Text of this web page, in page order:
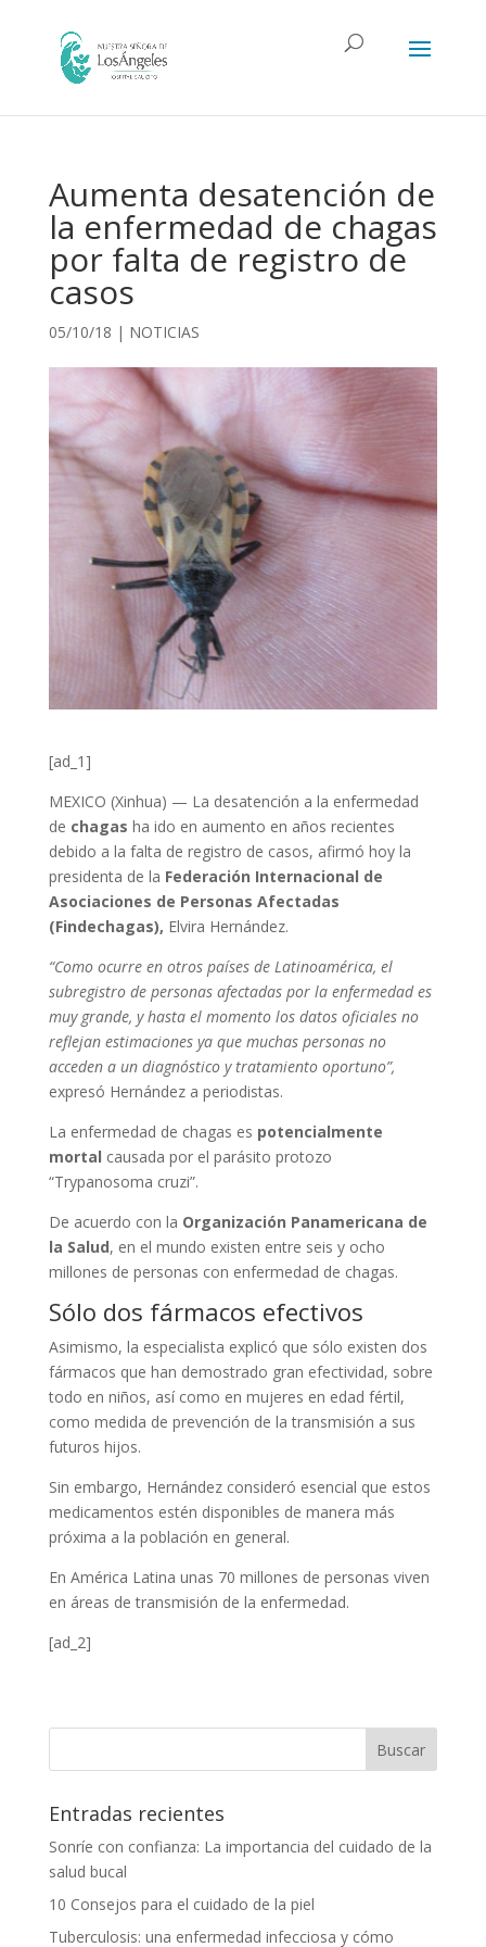
Aumenta desatención de
la enfermedad de chagas
por falta de registro de
casos
05/10/18 | NOTICIAS
[ad_1]
MEXICO (Xinhua) — La desatención a la enfermedad
de chagas ha ido en aumento en años recientes
debido a la falta de registro de casos, afirmó hoy la
presidenta de la Federación Internacional de
Asociaciones de Personas Afectadas
(Findechagas), Elvira Hernández.
“Como ocurre en otros países de Latinoamérica, el
subregistro de personas afectadas por la enfermedad es
muy grande, y hasta el momento los datos oficiales no
reflejan estimaciones ya que muchas personas no
acceden a un diagnóstico y tratamiento oportuno”,
expresó Hernández a periodistas.
La enfermedad de chagas es potencialmente
mortal causada por el parásito protozo
“Trypanosoma cruzi”.
De acuerdo con la Organización Panamericana de
la Salud, en el mundo existen entre seis y ocho
millones de personas con enfermedad de chagas.
Sólo dos fármacos efectivos
Asimismo, la especialista explicó que sólo existen dos
fármacos que han demostrado gran efectividad, sobre
todo en niños, así como en mujeres en edad fértil,
como medida de prevención de la transmisión a sus
futuros hijos.
Sin embargo, Hernández consideró esencial que estos
medicamentos estén disponibles de manera más
próxima a la población en general.
En América Latina unas 70 millones de personas viven
en áreas de transmisión de la enfermedad.
[ad_2]
Entradas recientes
Sonríe con confianza: La importancia del cuidado de la
salud bucal
10 Consejos para el cuidado de la piel
Tuberculosis: una enfermedad infecciosa y cómo